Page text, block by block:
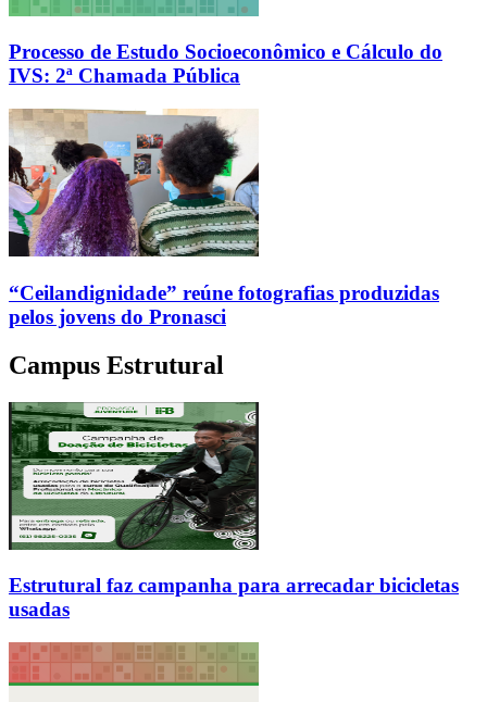
Processo de Estudo Socioeconômico e Cálculo do
IVS: 2ª Chamada Pública
“Ceilandignidade” reúne fotografias produzidas
pelos jovens do Pronasci
Campus Estrutural
Estrutural faz campanha para arrecadar bicicletas
usadas